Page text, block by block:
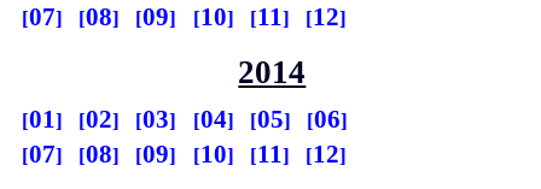
07
08 09 10 11 12
2014
01 02 03 04 05
06
07
08 09 10 11 12